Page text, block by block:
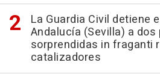
La Guardia Civil detiene
Andalucía (Sevilla) a dos
sorprendidas in fraganti
catalizadores